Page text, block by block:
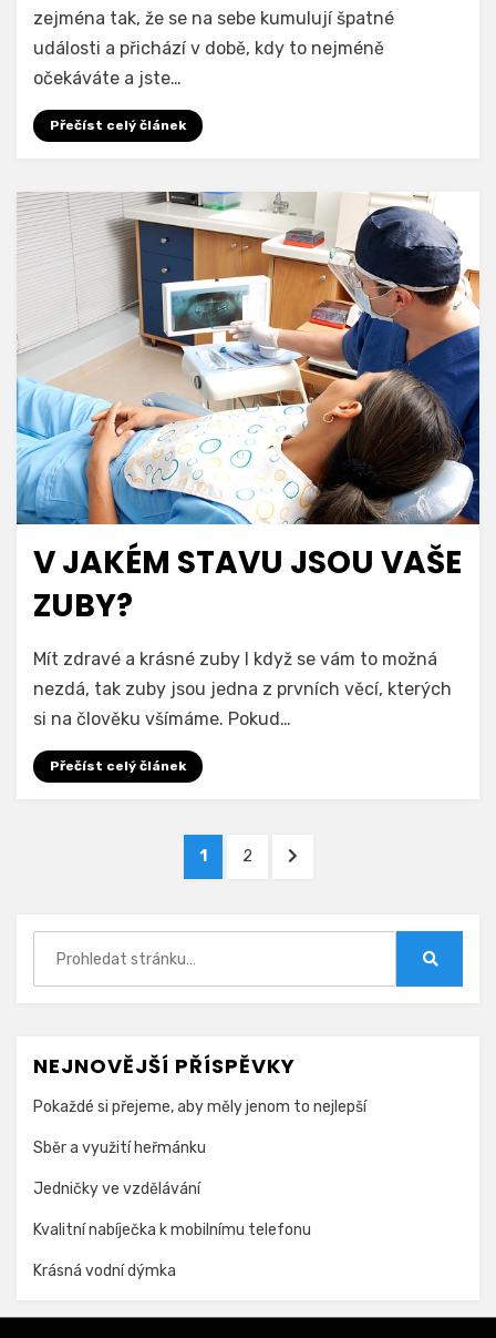
zejména tak, že se na sebe kumulují špatné
události a přichází v době, kdy to nejméně
očekáváte a jste…
Přečíst celý článek
V JAKÉM STAVU JSOU VAŠE
ZUBY?
Mít zdravé a krásné zuby I když se vám to možná
nezdá, tak zuby jsou jedna z prvních věcí, kterých
si na člověku všímáme. Pokud…
Přečíst celý článek
STRÁNKA
1 STRÁNKA
2
DALŠÍ
NEJNOVĚJŠÍ PŘÍSPĚVKY
Pokaždé si přejeme, aby měly jenom to nejlepší
Sběr a využití heřmánku
Jedničky ve vzdělávání
Kvalitní nabíječka k mobilnímu telefonu
Krásná vodní dýmka